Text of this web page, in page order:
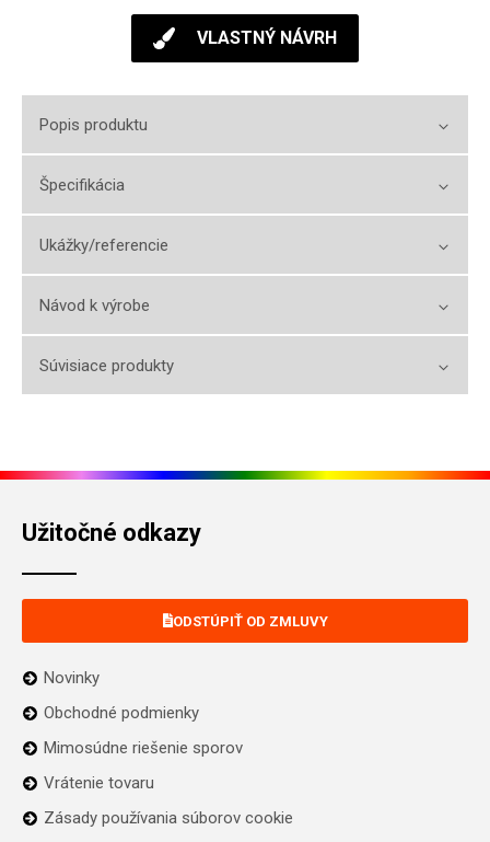
VLASTNÝ NÁVRH
Popis produktu
Špecifikácia
Ukážky/referencie
Návod k výrobe
Súvisiace produkty
Užitočné odkazy
ODSTÚPIŤ OD ZMLUVY
Novinky
Obchodné podmienky
Mimosúdne riešenie sporov
Vrátenie tovaru
Zásady používania súborov cookie